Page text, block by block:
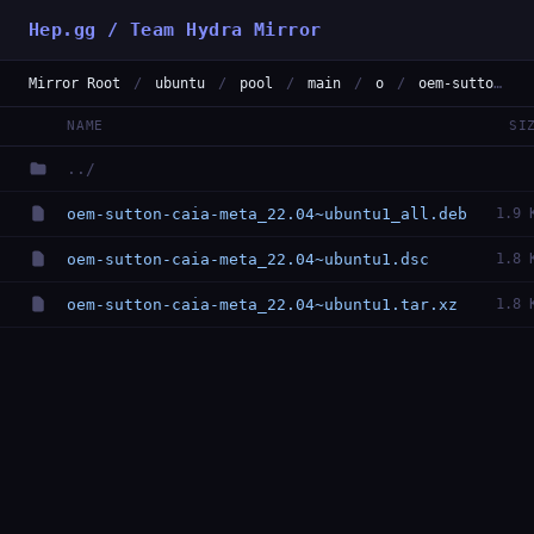
Hep.gg / Team Hydra Mirror
Mirror Root / ubuntu / pool / main / o / oem-sutton-caia-meta
NAME
../
oem-sutton-caia-meta_22.04~ubuntu1_all.deb 1.9
oem-sutton-caia-meta_22.04~ubuntu1.dsc 1.8
oem-sutton-caia-meta_22.04~ubuntu1.tar.xz 1.8